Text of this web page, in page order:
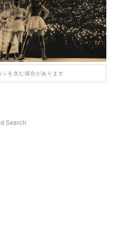
を含む場合があります
Search